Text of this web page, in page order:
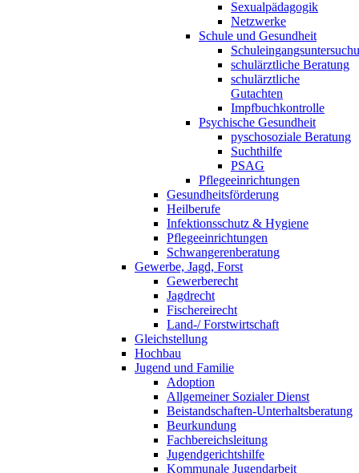
Sexualpädagogik
Netzwerke
Schule und Gesundheit
schulärztliche Beratung
schulärztliche
Gutachten
Impfbuchkontrolle
Psychische Gesundheit
pyschosoziale Beratung
Suchthilfe
PSAG
Pflegeeinrichtungen
Gesundheitsförderung
Heilberufe
Infektionsschutz & Hygiene
Pflegeeinrichtungen
Schwangerenberatung
Gewerbe, Jagd, Forst
Gewerberecht
Jagdrecht
Fischereirecht
Land-/ Forstwirtschaft
Gleichstellung
Hochbau
Jugend und Familie
Adoption
Allgemeiner Sozialer Dienst
Beistandschaften-Unterhaltsberatung
Beurkundung
Fachbereichsleitung
Jugendgerichtshilfe
Kommunale Jugendarbeit